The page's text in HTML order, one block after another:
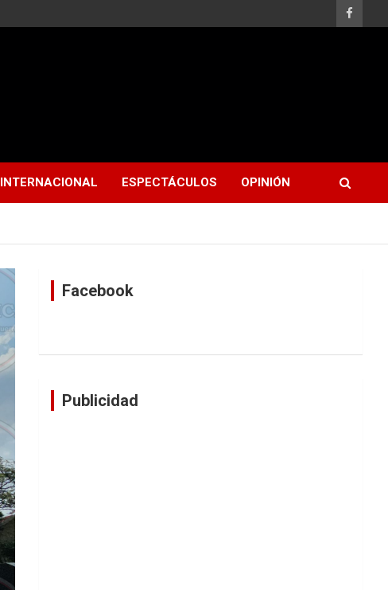
INTERNACIONAL ESPECTÁCULOS OPINIÓN
Facebook
Publicidad